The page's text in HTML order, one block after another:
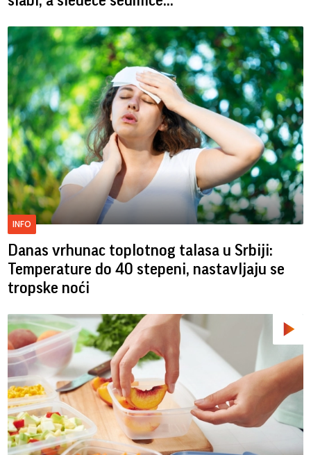
INFO
Danas vrhunac toplotnog talasa u Srbiji:
Temperature do 40 stepeni, nastavljaju se
tropske noći